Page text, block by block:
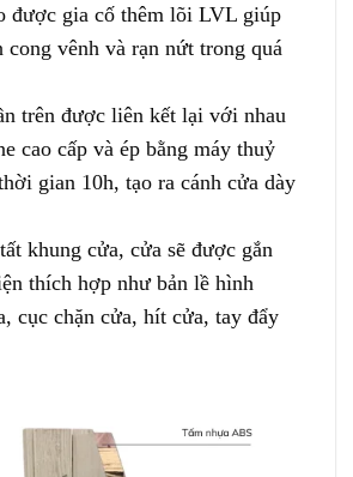
được gia cố thêm lõi LVL giúp
cong vênh và rạn nứt trong quá
trên được liên kết lại với nhau
cao cấp và ép bằng máy thuỷ
gian 10h, tạo ra cánh cửa dày
khung cửa, cửa sẽ được gắn
thích hợp như bản lề hình
cục chặn cửa, hít cửa, tay đẩy